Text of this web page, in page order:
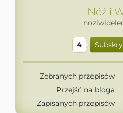
Nóż i
4
Zebranych przepisów
Przejść na bloga
Zapisanych przepisów